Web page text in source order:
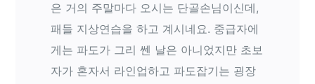
은 거의 주말마다 오시는 단골손님이신데,
패들 지상연습을 하고 계시네요. 중급자에
게는 파도가 그리 쎈 날은 아니었지만 초보
자가 혼자서 라인업하고 파도잡기는 굉장